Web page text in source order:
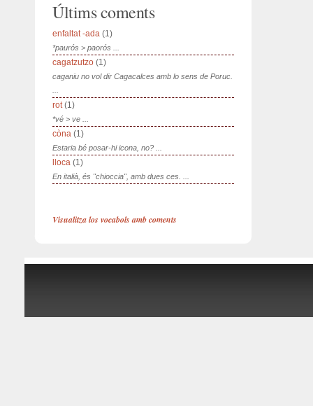
Últims coments
enfaltat -ada (1)
*paurós > paorós ...
cagatzutzo (1)
caganiu no vol dir Cagacalces amb lo sens de Poruc.
rot(1)
*vé > ve ...
còna (1)
Estaria bé posar-hi icona, no? ...
lloca (1)
En italià, és "chioccia", amb dues ces. ...
Visualitza los vocabols amb coments